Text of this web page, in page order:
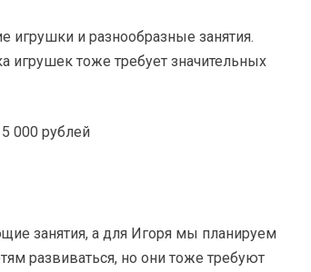
и разнообразные занятия.
игрушек тоже требует значительных
5 000 рублей
занятия, а для Игоря мы планируем
развиваться, но они тоже требуют